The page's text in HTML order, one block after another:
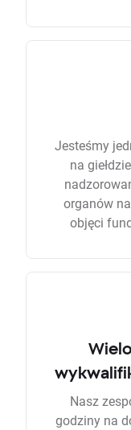
Jesteśmy
na
organów
objęci
Nasz
godziny na